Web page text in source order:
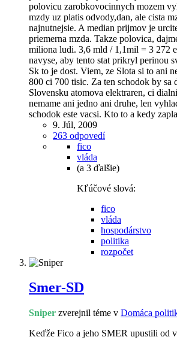
polovicu zarobkovocinnych mozem
mzdy uz platis odvody,dan, ale cista
najnutnejsie. A median prijmov je
priemerna mzda. Takze polovica,
miliona ludi. 3,6 mld / 1,1mil = 3 272
navyse, aby tento stat prikryl perinou
Sk to je dost. Viem, ze Slota si to ani
800 ci 700 tisic. Za ten schodok by sa
Slovensku atomova elektraren, ci
nemame ani jedno ani druhe, len
schodok este vacsi. Kto to a kedy
9. Júl, 2009
263 odpovedí
fico
vláda
(a 3 ďalšie)
Kľúčové slová:
fico
vláda
hospodárstvo
politika
rozpočet
Smer-SD
Sniper zverejnil téme v Domáca
Keďže Fico a jeho SMER upustili od